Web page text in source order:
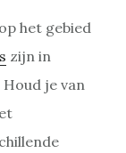
het gebied
zijn in
je van